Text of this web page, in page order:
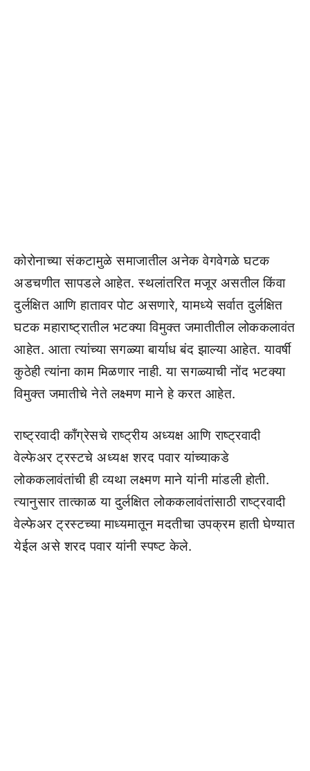
कोरोनाच्या संकटामुळे समाजातील अनेक वेगवेगळे घटक
अडचणीत सापडले आहेत. स्थलांतरित मजूर असतील किंवा
दुर्लक्षित आणि हातावर पोट असणारे, यामध्ये सर्वात दुर्लक्षित
घटक महाराष्ट्रातील भटक्या विमुक्त जमातीतील लोककलावंत
आहेत. आता त्यांच्या सगळ्या बार्याध बंद झाल्या आहेत. यावर्षी
कुठेही त्यांना काम मिळणार नाही. या सगळ्याची नोंद भटक्या
विमुक्त जमातीचे नेते लक्ष्मण माने हे करत आहेत.
राष्ट्रवादी काँग्रेसचे राष्ट्रीय अध्यक्ष आणि राष्ट्रवादी
वेल्फेअर ट्रस्टचे अध्यक्ष शरद पवार यांच्याकडे
लोककलावंतांची ही व्यथा लक्ष्मण माने यांनी मांडली होती.
त्यानुसार तात्काळ या दुर्लक्षित लोककलावंतांसाठी राष्ट्रवादी
वेल्फेअर ट्रस्टच्या माध्यमातून मदतीचा उपक्रम हाती घेण्यात
येईल असे शरद पवार यांनी स्पष्ट केले.